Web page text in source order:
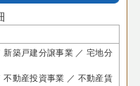
築戸建分譲事業 ／ 宅地分
動産投資事業 ／ 不動産賃